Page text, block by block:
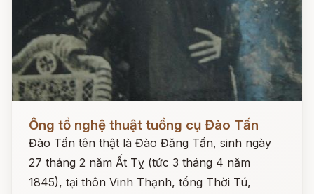
Đọc ngay
Ông tổ nghệ thuật tuồng cụ Đào Tấn
Đào Tấn tên thật là Đào Đăng Tấn, sinh ngày
27 tháng 2 năm Ất Tỵ (tức 3 tháng 4 năm
1845), tại thôn Vinh Thạnh, tổng Thời Tú,